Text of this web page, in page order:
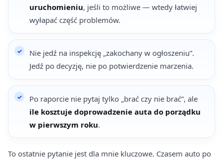
uruchomieniu, jeśli to możliwe — wtedy łatwiej
wyłapać część problemów.
Nie jedź na inspekcję „zakochany w ogłoszeniu”.
Jedź po decyzję, nie po potwierdzenie marzenia.
Po raporcie nie pytaj tylko „brać czy nie brać”, ale
ile kosztuje doprowadzenie auta do porządku
w pierwszym roku.
To ostatnie pytanie jest dla mnie kluczowe. Czasem auto po